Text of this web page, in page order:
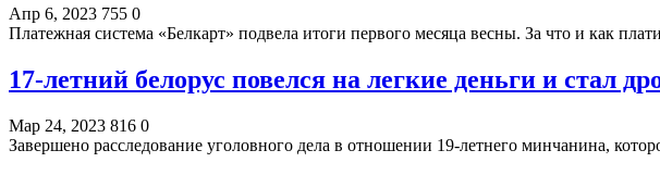
Апр 6, 2023 755 0
Платежная система «Белкарт» подвела итоги первого месяца весны. За что и как
17-летний белорус повелся на легкие деньги и стал
Мар 24, 2023 816 0
Завершено расследование уголовного дела в отношении 19-летнего минчанина,